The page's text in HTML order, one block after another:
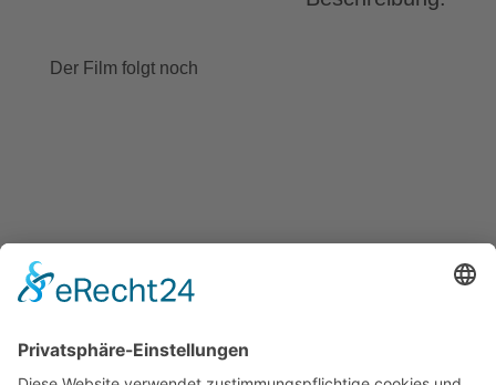
Der Film folgt noch
Gebärdendialekte